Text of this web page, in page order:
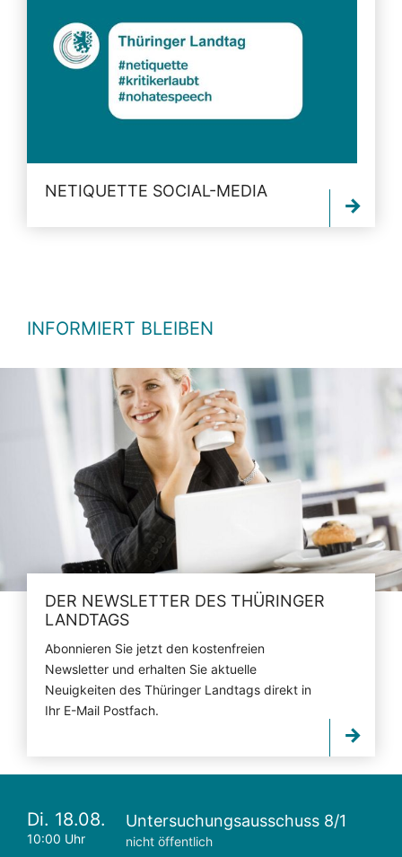
NETIQUETTE SOCIAL-MEDIA
INFORMIERT BLEIBEN
DER NEWSLETTER DES THÜRINGER
LANDTAGS
Abonnieren Sie jetzt den kostenfreien
Newsletter und erhalten Sie aktuelle
Neuigkeiten des Thüringer Landtags direkt in
Ihr E-Mail Postfach.
Di. 18.08.
10:00 Uhr
Untersuchungsausschuss 8/1
nicht öffentlich